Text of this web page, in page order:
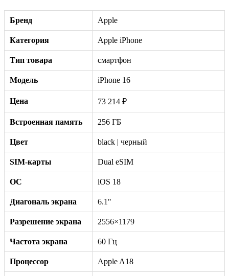
Бренд Apple
Категория Apple iPhone
Тип товара смартфон
Модель iPhone 16
Цена 73 214 ₽
Встроенная память 256 ГБ
Цвет black | черный
SIM-карты Dual eSIM
ОС iOS 18
Диагональ экрана 6.1"
Разрешение экрана 2556×1179
Частота экрана 60 Гц
Процессор Apple A18